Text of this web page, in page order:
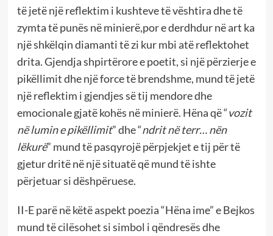
të jetë një reflektim i kushteve të vështira dhe të
zymta të punës në minierë,por e derdhdur në art ka
një shkëlqin diamanti të zi kur mbi atë reflektohet
drita. Gjendja shpirtërore e poetit, si një përzierje e
pikëllimit dhe një force të brendshme, mund të jetë
një reflektim i gjendjes së tij mendore dhe
emocionale gjatë kohës në minierë. Hëna që “vozit
në lumin e pikëllimit” dhe “ndrit në terr… nën
lëkurë” mund të pasqyrojë përpjekjet e tij për të
gjetur dritë në një situatë që mund të ishte
përjetuar si dëshpëruese.
II-E parë në këtë aspekt poezia “Hëna ime” e Bejkos
mund të cilësohet si simbol i qëndresës dhe